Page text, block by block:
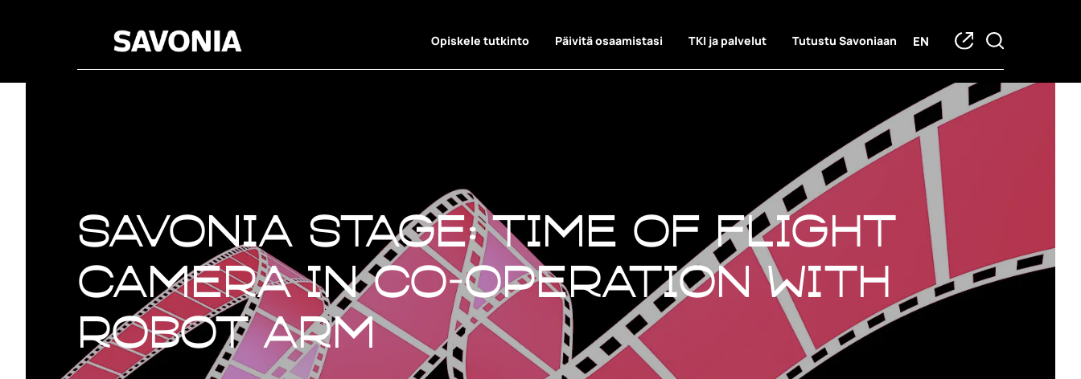
Opiskele tutkinto Päivitä osaamistasi TKI ja palvelut Tutustu Savoniaan EN
Savonia Stage: Time of Flight
camera in co-operation with
robot arm